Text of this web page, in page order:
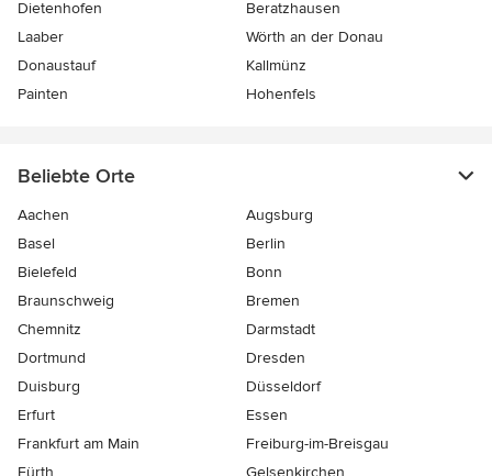
Dietenhofen
Beratzhausen
Laaber
Wörth an der Donau
Donaustauf
Kallmünz
Painten
Hohenfels
Beliebte Orte
Aachen
Augsburg
Basel
Berlin
Bielefeld
Bonn
Braunschweig
Bremen
Chemnitz
Darmstadt
Dortmund
Dresden
Duisburg
Düsseldorf
Erfurt
Essen
Frankfurt am Main
Freiburg-im-Breisgau
Fürth
Gelsenkirchen